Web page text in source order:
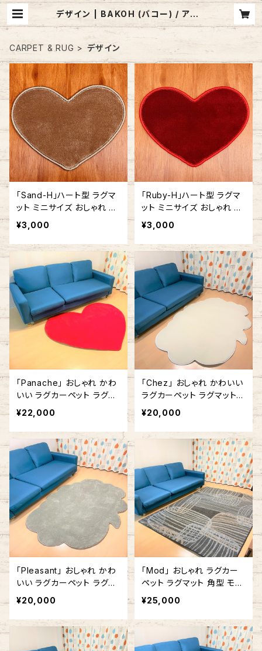
デザイン | BAKOH (バコー) / アメリ
カ製 カーペット・ラグのお店
CARPET & RUG デザイン
「Sand-H」ハート型 ラグマ
ット ミニサイズ おしゃれ か
わいい ハート 30cm x 40
cm
¥3,000
「Ruby-H」ハート型 ラグマ
ット ミニサイズ おしゃれ か
わいい ハート 30cm x 40
cm
¥3,000
「Panache」 おしゃれ かわ
いい ラグカーペット ラグマ
ット ハート型 ハートマーク
赤 #357 140cm x 140cm
¥22,000
「Chez」 おしゃれ かわいい
ラグカーペット ラグマット
ふきだし型 雲形 140cm x
180cm ホワイト
¥20,000
「Pleasant」 おしゃれ かわ
いい ラグカーペット ラグマ
ット ふきだし型 雲形 140c
m x 180cm グリーン
¥20,000
「Mod」 おしゃれ ラグカー
ペット ラグマット 角型 モダ
ン 140cm x 200cm ライト
グレー×ダークグレー #430
¥25,000